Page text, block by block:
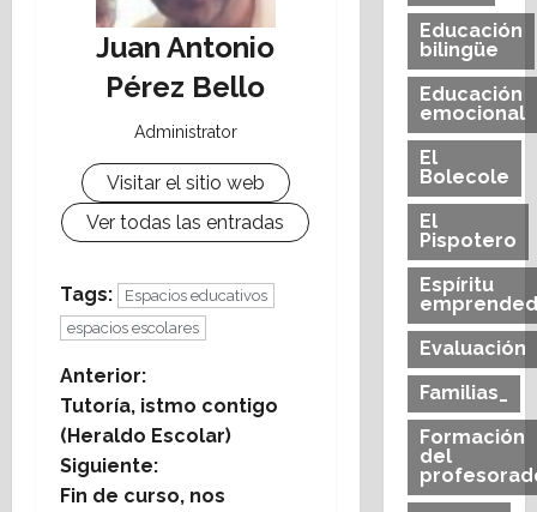
Juan Antonio
Pérez Bello
Administrator
Visitar el sitio web
Ver todas las entradas
Tags:
Espacios educativos
espacios escolares
N
a
v
Anterior:
Tutoría, istmo contigo
(Heraldo Escolar)
Siguiente:
Fin de curso, nos
Educación
bilingüe
Educación
emocional
El
Bolecole
El
Pispotero
Espíritu
Evaluación
Familias_
Formación
del